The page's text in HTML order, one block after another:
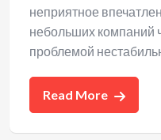
неприятное
небольших компаний
проблемой
Read More